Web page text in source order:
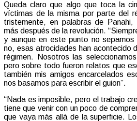
Queda claro que algo que toca la
víctimas de la misma por parte del
tristemente, en palabras de
más después de la revolución.
y aunque en este punto no sepamos
no, esas atrocidades han acontecido
régimen. Nosotros las
pero sobre todo fueron relatos que
también mis amigos encarcelados
nos basamos para escribir el guion”.
“Nada es imposible, pero el trabajo
tiene que venir con un poco de
que vaya más allá de la superficie.